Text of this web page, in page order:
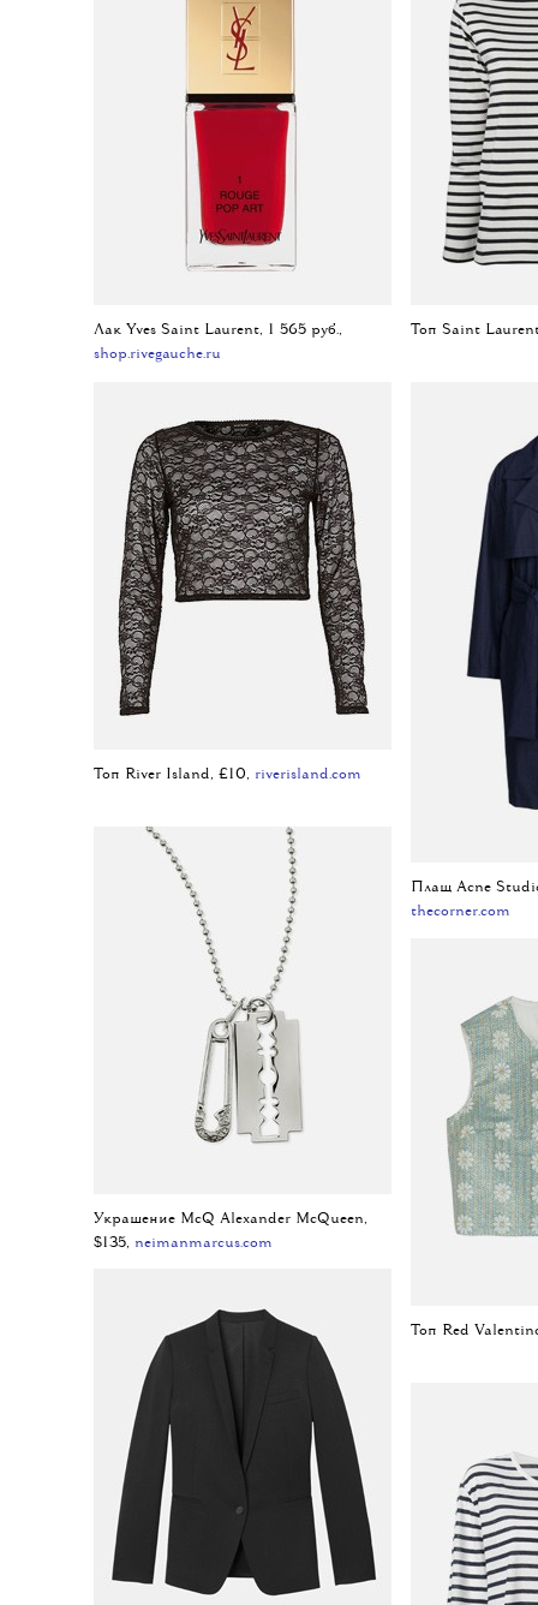
Лак Yves Saint Laurent, 1 565 руб.,
shop.rivegauche.ru
Топ Saint
Топ River Island, £10, riverisland.com
Плащ Acne
thecorner.com
Украшение McQ Alexander McQueen,
$135, neimanmarcus.com
Топ Red